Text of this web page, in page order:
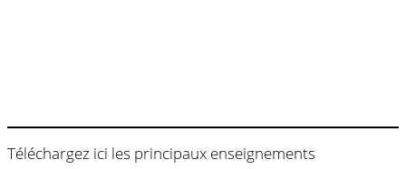
Téléchargez ici les principaux enseignements